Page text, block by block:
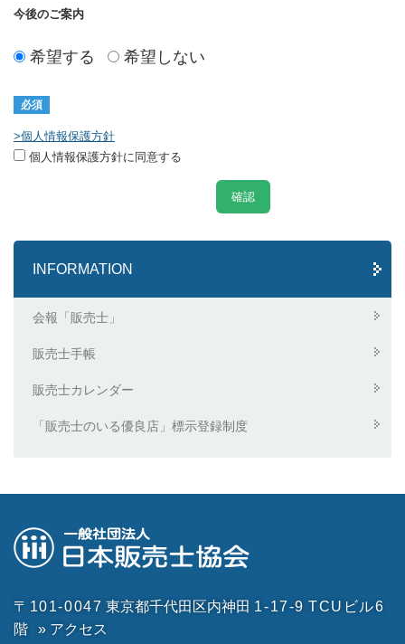
今後のご案内
希望する 希望しない
必須
>個人情報保護方針
個人情報保護方針に同意する
INFORMATION
会報「販売士」
販売士手帳
販売士カレンダー
「販売士のいる優良店」標示登録制度
〒101-0047 東京都千代田区内神田 1-17-9 TCUビル6
階
» アクセス